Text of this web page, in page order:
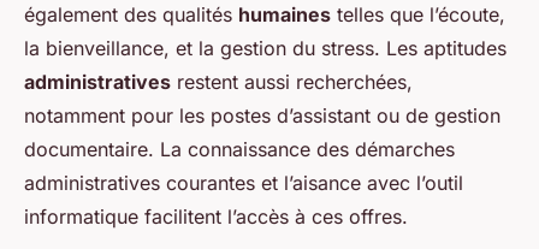
également des qualités humaines telles que l’écoute,
la bienveillance, et la gestion du stress. Les aptitudes
administratives restent aussi recherchées,
notamment pour les postes d’assistant ou de gestion
documentaire. La connaissance des démarches
administratives courantes et l’aisance avec l’outil
informatique facilitent l’accès à ces offres.